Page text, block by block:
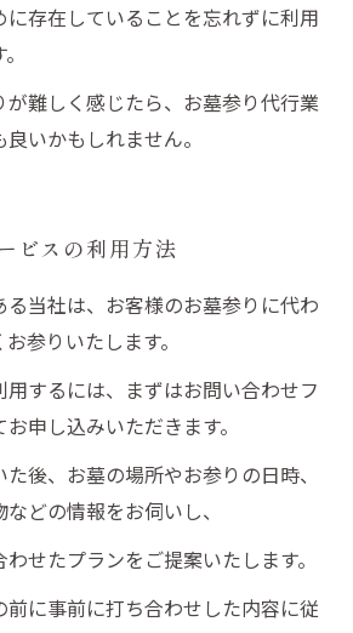
存在していることを忘れずに利用
難しく感じたら、お墓参り代行業
いかもしれません。
ビスの利用方法
当社は、お客様のお墓参りに代わ
参りいたします。
するには、まずはお問い合わせフ
申し込みいただきます。
後、お墓の場所やお参りの日時、
どの情報をお伺いし、
せたプランをご提案いたします。
に事前に打ち合わせした内容に従